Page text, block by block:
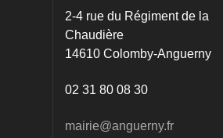
2-4 rue du Régiment de la
Chaudière
14610 Colomby-Anguerny
02 31 80 08 30
mairie@anguerny.fr